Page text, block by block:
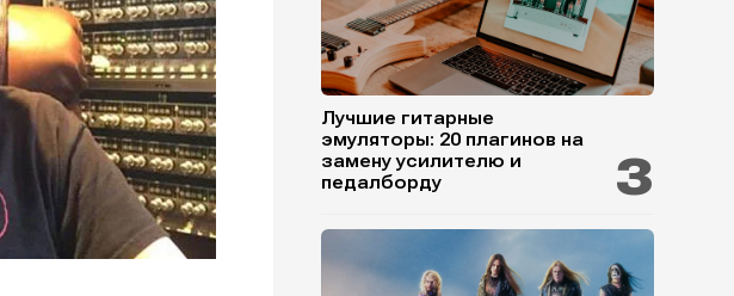
Лучшие гитарные
эмуляторы: 20 плагинов на
замену усилителю и
педалборду